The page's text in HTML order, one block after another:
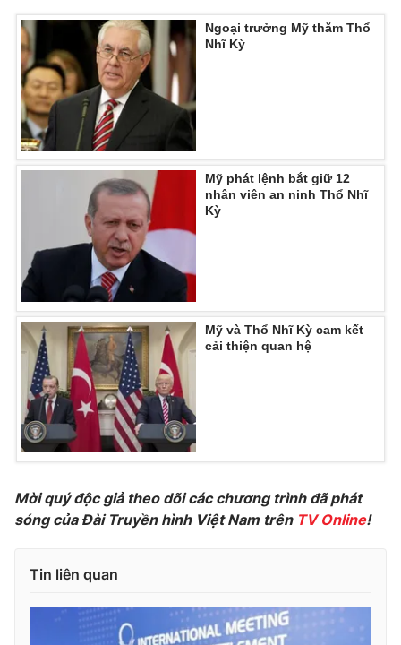
Chất lượng cuộc sống
Học trực tuyến
Công nghệ
Hitech Công nghệ tương lai
Sản phẩm
Thị trường
Tư vấn
Giao lưu trực tuyến
Lịch phát sóng
Chuyên mục khác
Emagazine Podcast
Photo Infographic
Video Shorts video
VTV Money
VTV Sức khoẻ Bất động sản
VTV4 Vươn mình bằng AI
VTV9
Liên hệ tòa soạn English
Ngoại trưởng Mỹ thăm Thổ
Nhĩ Kỳ
Mỹ phát lệnh bắt giữ 12
nhân viên an ninh Thổ Nhĩ
Kỳ
Mỹ và Thổ Nhĩ Kỳ cam kết
cải thiện quan hệ
Mời quý độc giả theo dõi các chương trình đã phát
sóng của Đài Truyền hình Việt Nam trên TV Online!
Tin liên quan